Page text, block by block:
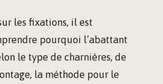
les fixations, il est
pourquoi l’abattant
le type de charnières, de
la méthode pour le